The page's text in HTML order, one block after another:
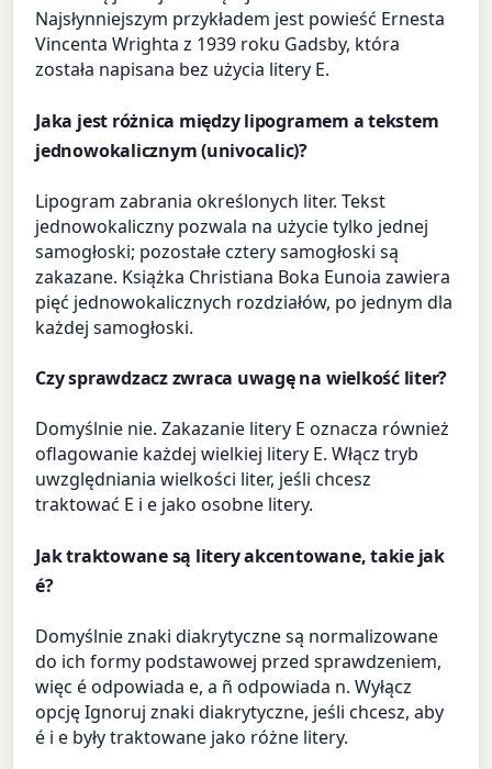
Najsłynniejszym przykładem jest powieść Ernesta
Vincenta Wrighta z 1939 roku Gadsby, która
została napisana bez użycia litery E.
Jaka jest różnica między lipogramem a tekstem
jednowokalicznym (univocalic)?
Lipogram zabrania określonych liter. Tekst
jednowokaliczny pozwala na użycie tylko jednej
samogłoski; pozostałe cztery samogłoski są
zakazane. Książka Christiana Boka Eunoia zawiera
pięć jednowokalicznych rozdziałów, po jednym dla
każdej samogłoski.
Czy sprawdzacz zwraca uwagę na wielkość liter?
Domyślnie nie. Zakazanie litery E oznacza również
oflagowanie każdej wielkiej litery E. Włącz tryb
uwzględniania wielkości liter, jeśli chcesz
traktować E i e jako osobne litery.
Jak traktowane są litery akcentowane, takie jak
é?
Domyślnie znaki diakrytyczne są normalizowane
do ich formy podstawowej przed sprawdzeniem,
więc é odpowiada e, a ñ odpowiada n. Wyłącz
opcję Ignoruj znaki diakrytyczne, jeśli chcesz, aby
é i e były traktowane jako różne litery.